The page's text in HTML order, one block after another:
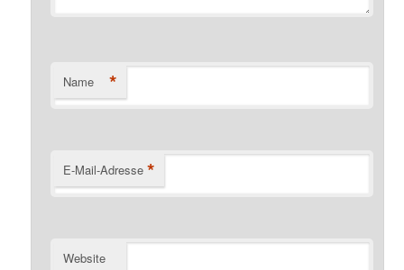
Name *
E-Mail-Adresse *
Website